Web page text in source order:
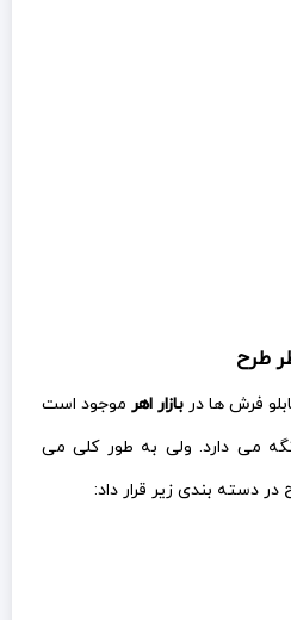
طرح
فرش ها در بازار اهر موجود است
می دارد. ولی به طور کلی می
در دسته بندی زیر قرار داد: